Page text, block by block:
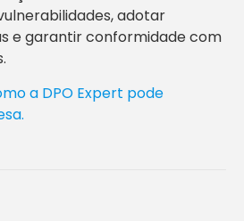
adotar
e garantir conformidade com
a DPO Expert pode